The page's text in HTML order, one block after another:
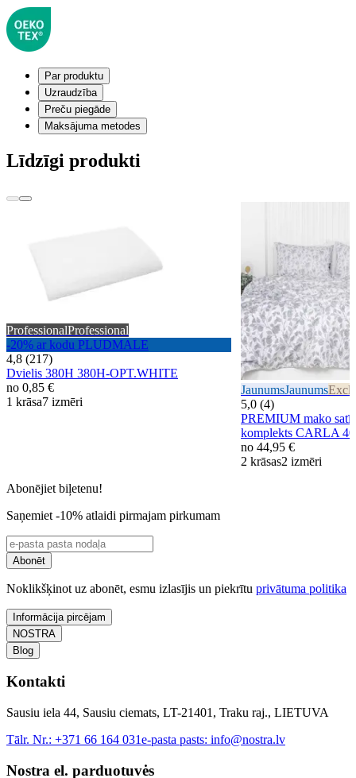
Par produktu
Uzraudzība
Preču piegāde
Maksājuma metodes
Līdzīgi produkti
ProfessionalProfessional
-20% ar kodu PLUDMALE
4,8 (217)
Dvielis 380H 380H-OPT.WHITE
no 0,85 €
1 krāsa7 izmēri
JaunumsJaunums
5,0 (4)
PREMIUM mako
komplekts CARLA
no 44,95 €
2 krāsas2 izmēri
Abonējiet biļetenu!
Saņemiet -10% atlaidi pirmajam pirkumam
Abonēt
Noklikšķinot uz abonēt, esmu izlasījis un piekrītu privātuma politika
Informācija pircējam
NOSTRA
Blog
Kontakti
Sausiu iela 44, Sausiu ciemats, LT-21401, Traku raj., LIETUVA
Tālr. Nr.: +371 66 164 031e-pasta pasts: info@nostra.lv
Nostra el. parduotuvės